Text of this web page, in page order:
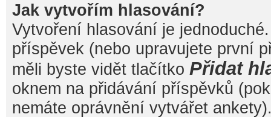
Jak vytvořím hlasování?
Vytvoření hlasování je
příspěvek (nebo upravujete první
měli byste vidět tlačítko Přidat
oknem na přidávání příspěvků
nemáte oprávnění vytvářet